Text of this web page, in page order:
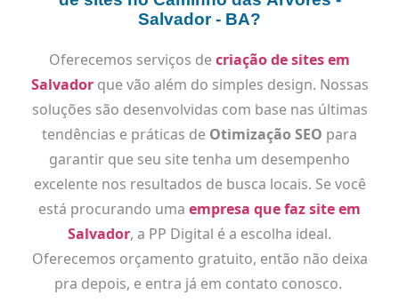
Salvador - BA?
Oferecemos serviços decriação de sites em
Salvadorque vão além do simples design. Nossas
soluções são desenvolvidas com base nas últimas
tendências e práticas de Otimização SEO para
garantir que seu site tenha um desempenho
excelente nos resultados de busca locais. Se você
está procurando uma empresa que faz site em
Salvador, a PP Digital é a escolha ideal.
Oferecemos orçamento gratuito, então não deixa
pra depois, e entra já em contato conosco.